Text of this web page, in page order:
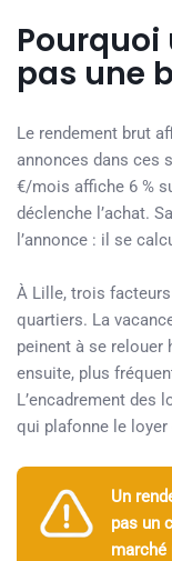
Pourquoi
pas une
Le rendement brut
annonces dans ces
€/mois affiche 6 %
déclenche l’achat.
l’annonce : il se
À Lille, trois
quartiers. La
peinent à se relouer
ensuite, plus
L’encadrement des
qui plafonne le
Un
pas un
marché